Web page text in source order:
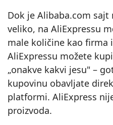
Dok je Alibaba.com
veliko, na AliExpressu
male količine kao firma
AliExpressu možete
„onakve kakvi jesu" –
kupovinu obavljate
platformi. AliExpress
proizvoda.